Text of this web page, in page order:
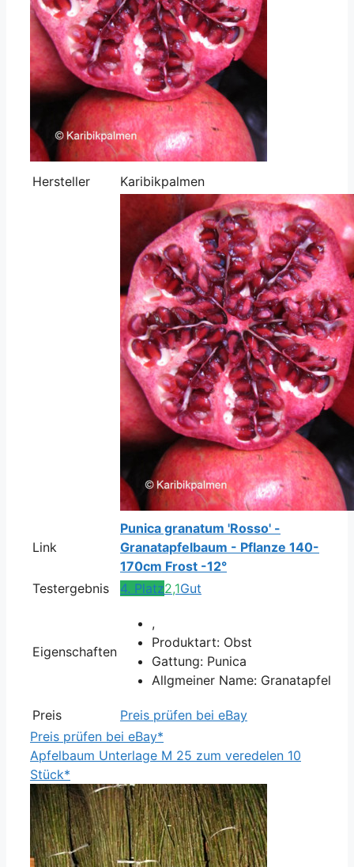
Hersteller Karibikpalmen
Link
Punica granatum 'Rosso' -
Granatapfelbaum - Pflanze 140-
170cm Frost -12°
Testergebnis
4. Platz2,1Gut
Eigenschaften
,
Produktart: Obst
Gattung: Punica
Allgmeiner Name: Granatapfel
Preis
Preis prüfen bei eBay
Preis prüfen bei eBay*
Apfelbaum Unterlage M 25 zum veredelen 10
Stück*